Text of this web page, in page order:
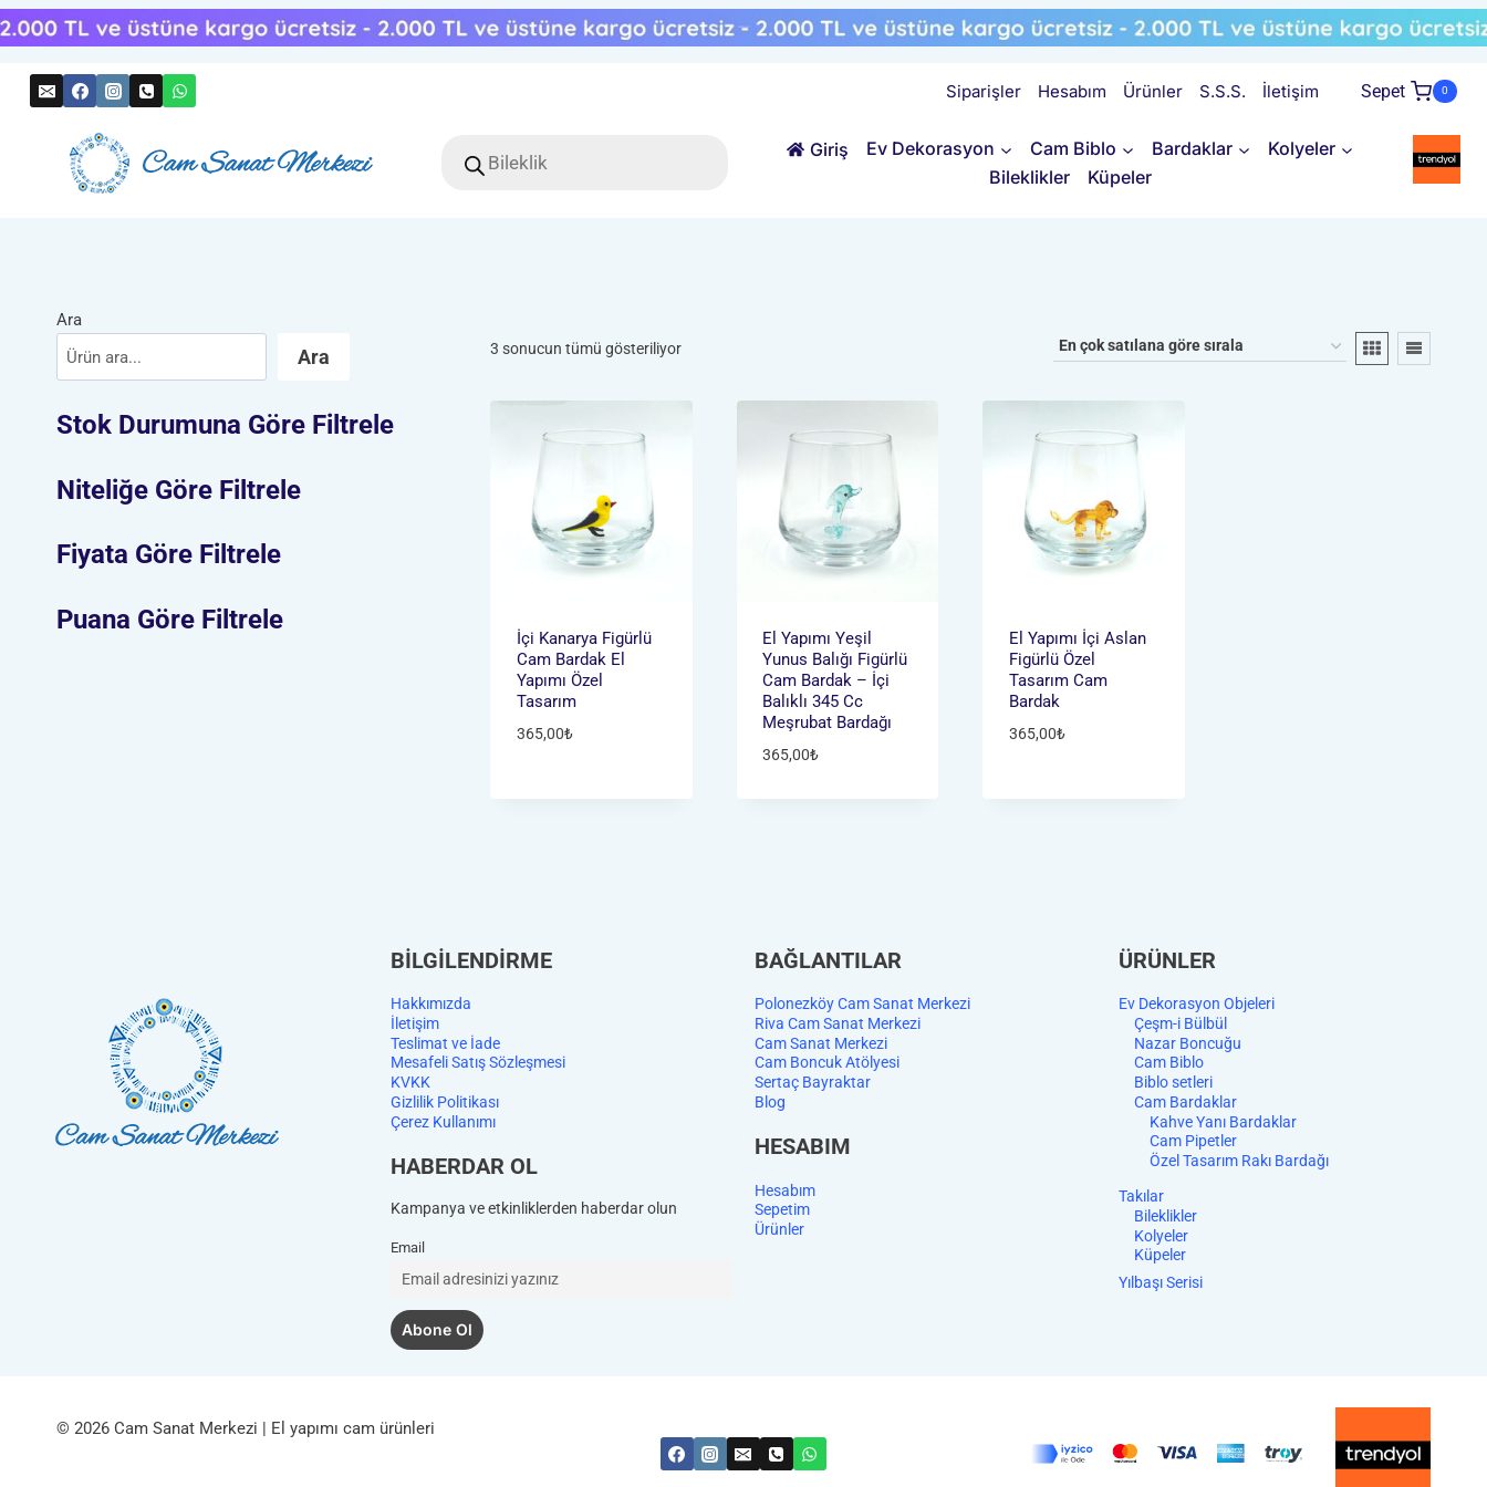
Skip
to
Siparişler Hesabım Ürünler S.S.S. İletişim Sepet 0
search
Giriş Ev Dekorasyon Cam Biblo Bardaklar
Kolyeler
Bileklikler
Küpeler
3 sonucun tümü gösteriliyorPopülerliğe
İçi Kanarya Figürlü
Cam Bardak El
Yapımı Özel
Tasarım
365,00₺
El Yapımı Yeşil
Yunus Balığı Figürlü
Cam Bardak – İçi
Balıklı 345 Cc
Meşrubat Bardağı
365,00₺
El Yapımı İçi Aslan
Figürlü Özel
Tasarım Cam
Bardak
365,00₺
Ara
Ara
Stok Durumuna Göre Filtrele
Niteliğe Göre Filtrele
Fiyata Göre Filtrele
Puana Göre Filtrele
BİLGİLENDİRME
Hakkımızda
İletişim
Teslimat ve İade
Mesafeli Satış Sözleşmesi
KVKK
Gizlilik Politikası
Çerez Kullanımı
HABERDAR OL
Kampanya ve etkinliklerden haberdar olun
Email
BAĞLANTILAR
Polonezköy Cam Sanat Merkezi
Riva Cam Sanat Merkezi
Cam Sanat Merkezi
Cam Boncuk Atölyesi
Sertaç Bayraktar
Blog
HESABIM
Hesabım
Sepetim
Ürünler
ÜRÜNLER
Ev Dekorasyon Objeleri
Çeşm-i Bülbül
Nazar Boncuğu
Cam Biblo
Biblo setleri
Cam Bardaklar
Kahve Yanı Bardaklar
Cam Pipetler
Özel Tasarım Rakı Bardağı
Takılar
Bileklikler
Kolyeler
Küpeler
Yılbaşı Serisi
© 2026 Cam Sanat Merkezi | El yapımı cam ürünleri